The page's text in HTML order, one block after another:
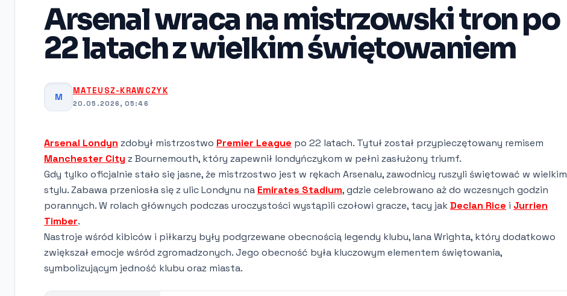
Arsenal wraca na mistrzowski tron po
22 latach z wielkim świętowaniem
M
MATEUSZ-KRAWCZYK
20.05.2026, 05:46
Arsenal Londyn zdobył mistrzostwo Premier League po 22 latach. Tytuł został przypieczętowany remisem
Manchester City z Bournemouth, który zapewnił londyńczykom w pełni zasłużony triumf.
Gdy tylko oficjalnie stało się jasne, że mistrzostwo jest w rękach Arsenalu, zawodnicy ruszyli świętować w wielkim
stylu. Zabawa przeniosła się z ulic Londynu na Emirates Stadium, gdzie celebrowano aż do wczesnych godzin
porannych. W rolach głównych podczas uroczystości wystąpili czołowi gracze, tacy jakDeclan Rice i Jurrien
Timber.
Nastroje wśród kibiców i piłkarzy były podgrzewane obecnością legendy klubu, Iana Wrighta, który dodatkowo
zwiększał emocje wśród zgromadzonych. Jego obecność była kluczowym elementem świętowania,
symbolizującym jedność klubu oraz miasta.